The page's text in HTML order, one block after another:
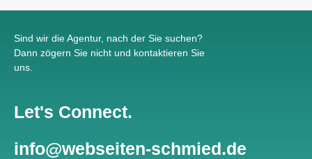
Sind wir die Agentur, nach der Sie suchen?
Dann zögern Sie nicht und kontaktieren Sie
uns.
Let's Connect.
info@webseiten-schmied.de